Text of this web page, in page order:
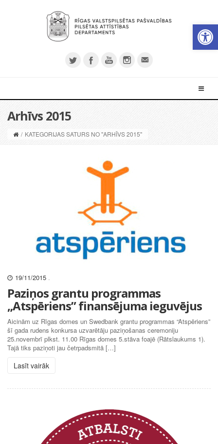
Arhīvs 2015
/ KATEGORIJAS SATURS NO "ARHĪVS 2015"
19/11/2015 .
Paziņos grantu programmas
„Atspēriens” finansējuma ieguvējus
Aicinām uz Rīgas domes un Swedbank grantu programmas “Atspēriens”
šī gada rudens konkursa uzvarētāju paziņošanas ceremoniju
25.novembrī plkst. 11.00 Rīgas domes 5.stāva foajē (Rātslaukums 1).
Tajā tiks paziņoti jau četrpadsmitā […]
Lasīt vairāk